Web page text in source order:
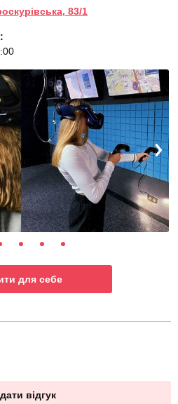
83/1
для себе
відгук